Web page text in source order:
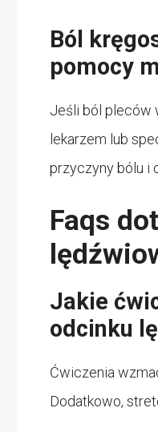
Ból
pomocy
Jeśli ból pleców
lekarzem lub
przyczyny bólu i
Faqs
Jakie
odcinku
Ćwiczenia
Dodatkowo,